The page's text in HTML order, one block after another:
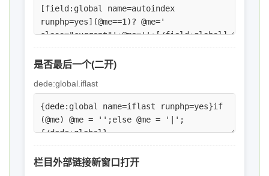
是否最后一个(二开)
dede:global.iflast
栏目外部链接新窗口打开